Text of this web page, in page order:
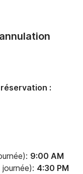
9:00 AM
4:30 PM
: